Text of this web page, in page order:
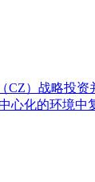
CZ）战略投
化的环境中